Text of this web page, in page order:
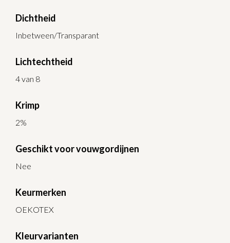
Dichtheid
Inbetween/Transparant
Lichtechtheid
4 van 8
Krimp
2%
Geschikt voor vouwgordijnen
Nee
Keurmerken
OEKOTEX
Kleurvarianten